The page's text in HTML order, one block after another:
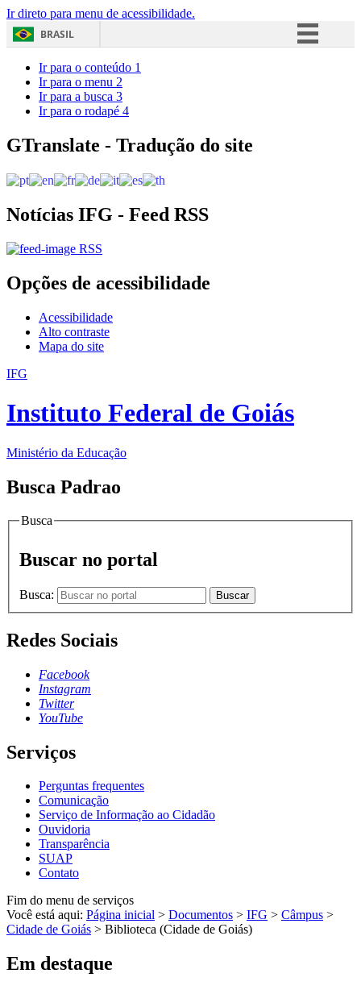
Ir direto para menu de acessibilidade.
BRASIL
Acesso à informação
Ir para o conteúdo 1
Ir para o menu 2
Ir para a busca 3
Ir para o rodapé 4
GTranslate - Tradução do site
Notícias IFG - Feed RSS
RSS
Opções de acessibilidade
Acessibilidade
Alto contraste
Mapa do site
IFG
Instituto Federal de Goiás
Ministério da Educação
Busca Padrao
Busca
Buscar no portal
Busca: Buscar
Redes Sociais
Facebook
Instagram
Twitter
YouTube
Serviços
Perguntas frequentes
Comunicação
Serviço de Informação ao Cidadão
Ouvidoria
Transparência
SUAP
Contato
Fim do menu de serviços
Você está aqui: Página inicial > Documentos > IFG > Câmpus >
Cidade de Goiás > Biblioteca (Cidade de Goiás)
Em destaque